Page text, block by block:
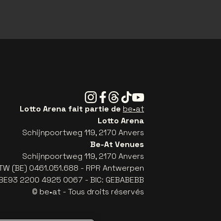
Instagram
Facebook
Threads
TiktokYoutube
Lotto Arena fait partie de be•at
Lotto Arena
Schijnpoortweg 119, 2170 Anvers
Be-At Venues
Schijnpoortweg 119, 2170 Anvers
(BE) 0461.051.688 - RPR Antwerpen
2200 4925 0067 - BIC: GEBABEBB
© be•at - Tous droits réservés